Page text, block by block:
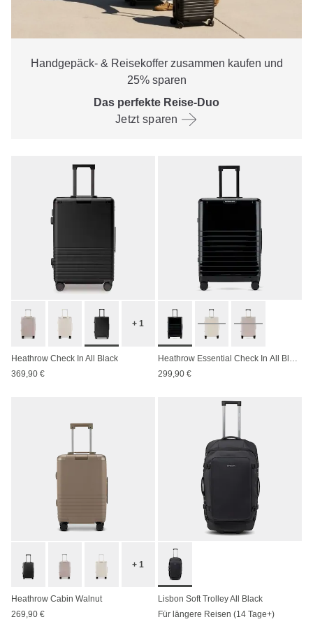
Handgepäck- & Reisekoffer zusammen kaufen und
25% sparen
Das perfekte Reise-Duo
Jetzt sparen
+ 1
Heathrow Check In All Black
369,90 €
299,90 €
+ 1
Heathrow Cabin Walnut
269,90 €
Lisbon Soft Trolley All Black
Für längere Reisen (14 Tage+)